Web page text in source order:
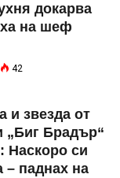
докарва
на шеф
42
и звезда от
„Биг Брадър“
Наскоро си
– паднах на